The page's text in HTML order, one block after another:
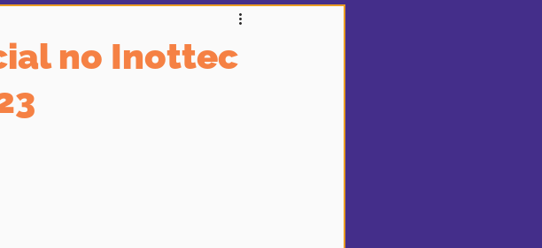
no Inottec